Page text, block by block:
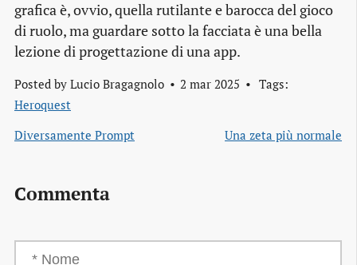
grafica è, ovvio, quella rutilante e barocca del gioco
di ruolo, ma guardare sotto la facciata è una bella
lezione di progettazione di una app.
Posted by Lucio Bragagnolo 2 mar 2025
Tags:
Heroquest
Diversamente Prompt
Una zeta più normale
Commenta